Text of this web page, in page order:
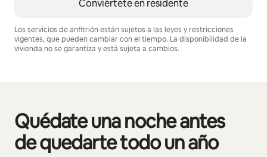
Conviértete en residente
Los servicios de anfitrión están sujetos a las leyes y restricciones
vigentes, que pueden cambiar con el tiempo. La disponibilidad de la
vivienda no se garantiza y está sujeta a cambios.
Quédate una noche antes
de quedarte todo un año
Se muestran0 de 0 elementos